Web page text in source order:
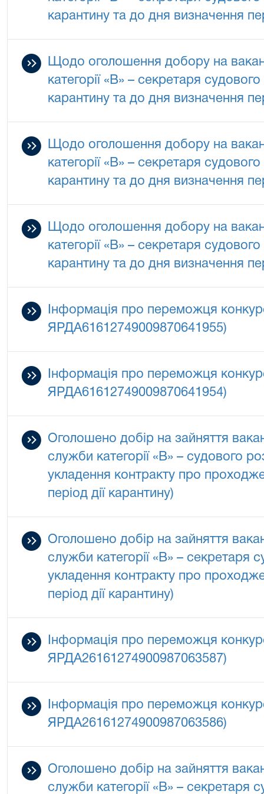
карантину та до дня визначення
Щодо оголошення добору на
категорії «В» – секретаря судового
карантину та до дня визначення
Щодо оголошення добору на
категорії «В» – секретаря судового
карантину та до дня визначення
Щодо оголошення добору на
категорії «В» – секретаря судового
карантину та до дня визначення
Інформація про переможця
ЯРДА61612749009870641955)
Інформація про переможця
ЯРДА61612749009870641954)
Оголошено добір на зайняття
служби категорії «В» – судового
укладення контракту про
період дії карантину)
Оголошено добір на зайняття
служби категорії «В» – секретаря
укладення контракту про
період дії карантину)
Інформація про переможця
ЯРДА26161274900987063587)
Інформація про переможця
ЯРДА26161274900987063586)
Оголошено добір на зайняття
служби категорії «В» – секретаря